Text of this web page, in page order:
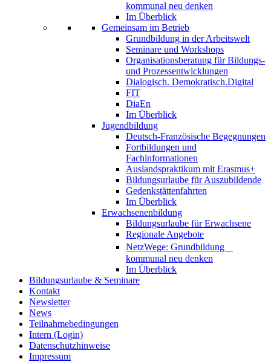
kommunal neu denken
Im Überblick
Gemeinsam im Betrieb
Grundbildung in der Arbeitswelt
Seminare und Workshops
Organisationsberatung für Bildungs-
und Prozessentwicklungen
Dialogisch. Demokratisch.Digital
FIT
DiaEn
Im Überblick
Jugendbildung
Deutsch-Französische Begegnungen
Fortbildungen und
Fachinformationen
Auslandspraktikum mit Erasmus+
Bildungsurlaube für Auszubildende
Gedenkstättenfahrten
Im Überblick
Erwachsenenbildung
Bildungsurlaube für Erwachsene
Regionale Angebote
NetzWege: Grundbildung
kommunal neu denken
Im Überblick
Bildungsurlaube & Seminare
Kontakt
Newsletter
News
Teilnahmebedingungen
Intern (Login)
Datenschutzhinweise
Impressum